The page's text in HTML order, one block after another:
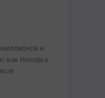
и
как Находка